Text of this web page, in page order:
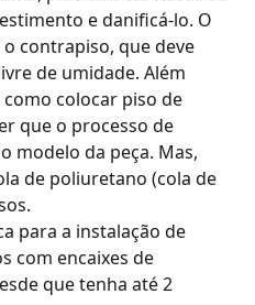
e danificá-lo. O
contrapiso, que deve
de umidade. Além
colocar piso de
que o processo de
modelo da peça. Mas,
de poliuretano (cola de
para a instalação de
com encaixes de
que tenha até 2